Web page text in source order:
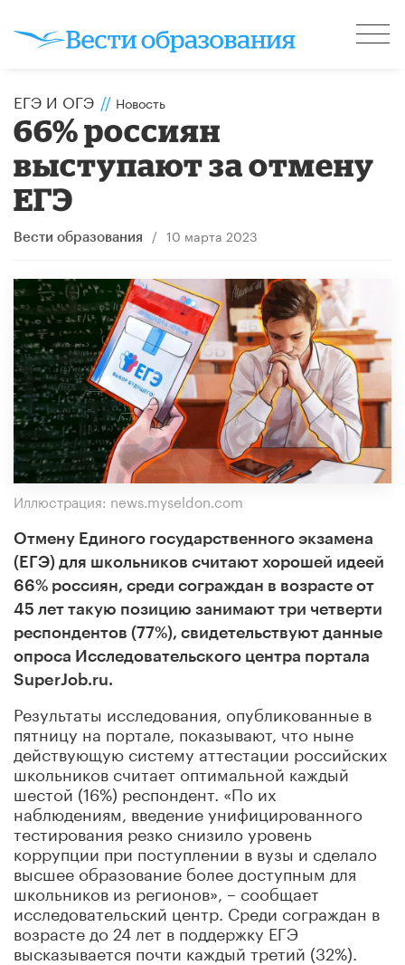
ЕГЭ И ОГЭ // Новость
66% россиян
выступают за отмену
ЕГЭ
Вести образования / 10 марта 2023
Иллюстрация: news.myseldon.com
Отмену Единого государственного экзамена
(ЕГЭ) для школьников считают хорошей идеей
66% россиян, среди сограждан в возрасте от
45 лет такую позицию занимают три четверти
респондентов (77%), свидетельствуют данные
опроса Исследовательского центра портала
SuperJob.ru.
Результаты исследования, опубликованные в
пятницу на портале, показывают, что ныне
действующую систему аттестации российских
школьников считает оптимальной каждый
шестой (16%) респондент. «По их
наблюдениям, введение унифицированного
тестирования резко снизило уровень
коррупции при поступлении в вузы и сделало
высшее образование более доступным для
школьников из регионов», – сообщает
исследовательский центр. Среди сограждан в
возрасте до 24 лет в поддержку ЕГЭ
высказывается почти каждый третий (32%).